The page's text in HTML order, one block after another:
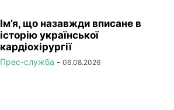
Ім’я, що назавжди вписане в
історію української
кардіохірургії
Прес-служба - 06.08.2026